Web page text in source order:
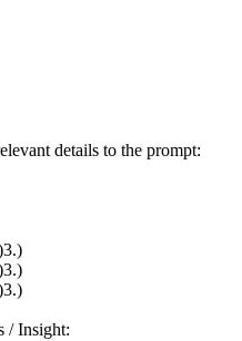
details to the prompt:
/ Insight: